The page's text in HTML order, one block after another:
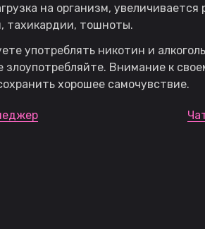
на организм,
тахикардии, тошноты.
употреблять никотин и
злоупотребляйте. Внимание к
хорошее самочувствие.